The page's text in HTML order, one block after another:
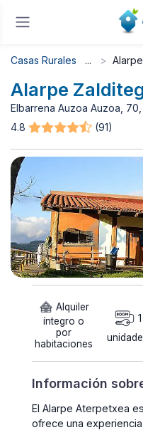
Casas Rurales
Alarpe
Elbarrena Auzoa Auzoa,
4.8
(91)
Alquiler
íntegro o
por
habitaciones
1
Información
El Alarpe Aterpetxea
ofrece una